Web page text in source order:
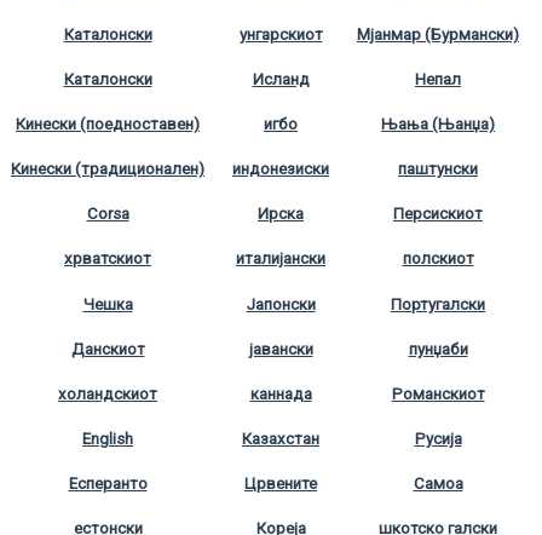
Каталонски
Каталонски
Кинески (поедноставен)
Кинески (традиционален)
Corsa
хрватскиот
Чешка
Данскиот
холандскиот
English
Есперанто
естонски
унгарскиот
Исланд
игбо
индонезиски
Ирска
италијански
Јапонски
јавански
каннада
Казахстан
Црвените
Кореја
Мјанмар (Бурмански)
Непал
Њања (Њанџа)
паштунски
Персискиот
полскиот
Португалски
пунџаби
Романскиот
Русија
Самоа
шкотско галски